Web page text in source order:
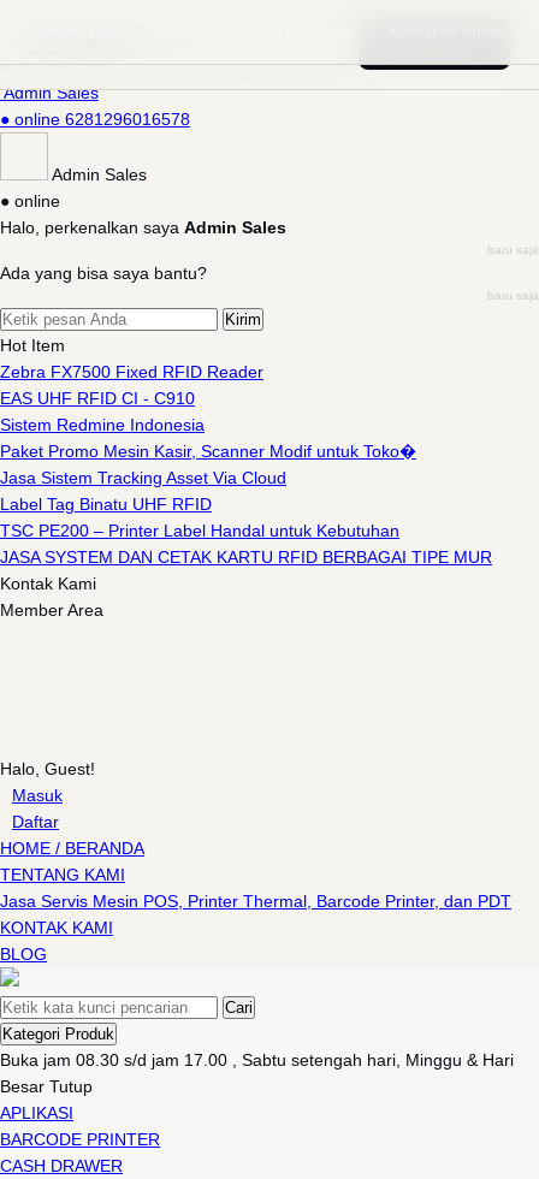
Klik untuk chat dengan customer support kami
Admin Sales
● online 6281296016578
Admin Sales
● online
Halo, perkenalkan saya Admin Sales
baru saja
Ada yang bisa saya bantu?
baru saja
Kirim
Hot Item
Zebra FX7500 Fixed RFID Reader
EAS UHF RFID CI - C910
Sistem Redmine Indonesia
Paket Promo Mesin Kasir, Scanner Modif untuk Toko�
Jasa Sistem Tracking Asset Via Cloud
Label Tag Binatu UHF RFID
TSC PE200 – Printer Label Handal untuk Kebutuhan
JASA SYSTEM DAN CETAK KARTU RFID BERBAGAI TIPE MUR
Kontak Kami
Member Area
Halo, Guest!
Masuk
Daftar
HOME / BERANDA
TENTANG KAMI
Jasa Servis Mesin POS, Printer Thermal, Barcode Printer, dan PDT
KONTAK KAMI
BLOG
Cari
Kategori Produk
Buka jam 08.30 s/d jam 17.00 , Sabtu setengah hari, Minggu & Hari
Besar Tutup
APLIKASI
BARCODE PRINTER
CASH DRAWER